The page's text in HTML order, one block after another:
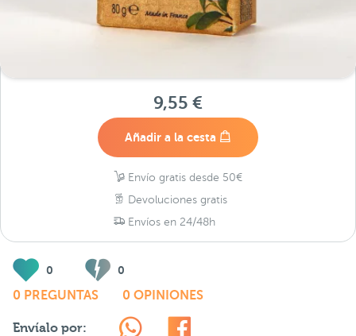
9,55 €
Añadir a la cesta
Envío gratis desde 50€
Devoluciones gratis
Envíos en 24/48h
0 0
0 PREGUNTAS 0 OPINIONES
Envíalo por: